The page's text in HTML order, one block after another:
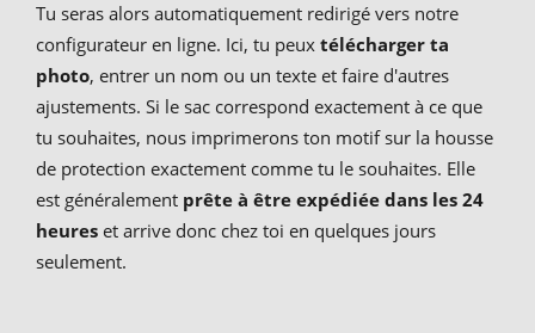
Tu seras alors automatiquement redirigé vers notre
configurateur en ligne. Ici, tu peux télécharger ta
photo, entrer un nom ou un texte et faire d'autres
ajustements. Si le sac correspond exactement à ce que
tu souhaites, nous imprimerons ton motif sur la housse
de protection exactement comme tu le souhaites. Elle
est généralement prête à être expédiée dans les 24
heures et arrive donc chez toi en quelques jours
seulement.